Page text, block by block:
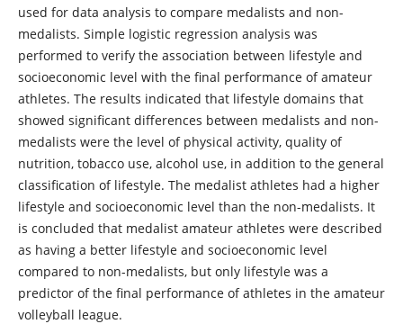
used for data analysis to compare medalists and non-
medalists. Simple logistic regression analysis was
performed to verify the association between lifestyle and
socioeconomic level with the final performance of amateur
athletes. The results indicated that lifestyle domains that
showed significant differences between medalists and non-
medalists were the level of physical activity, quality of
nutrition, tobacco use, alcohol use, in addition to the general
classification of lifestyle. The medalist athletes had a higher
lifestyle and socioeconomic level than the non-medalists. It
is concluded that medalist amateur athletes were described
as having a better lifestyle and socioeconomic level
compared to non-medalists, but only lifestyle was a
predictor of the final performance of athletes in the amateur
volleyball league.